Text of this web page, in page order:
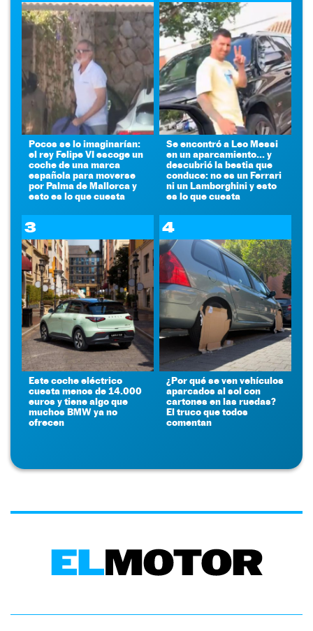
Pocos se lo imaginarían:
el rey Felipe VI escoge un
coche de una marca
española para moverse
por Palma de Mallorca y
esto es lo que cuesta
Se encontró a Leo Messi
en un aparcamiento... y
descubrió la bestia que
conduce: no es un Ferrari
ni un Lamborghini y esto
es lo que cuesta
3
Este coche eléctrico
cuesta menos de 14.000
euros y tiene algo que
muchos BMW ya no
ofrecen
4
¿Por qué se ven vehículos
aparcados al sol con
cartones en las ruedas?
El truco que todos
comentan